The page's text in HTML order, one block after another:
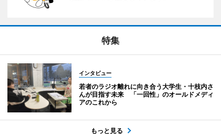
特集
インタビュー
若者のラジオ離れに向き合う大学生・十枝内さ
んが目指す未来 「一回性」のオールドメディ
アのこれから
もっと見る